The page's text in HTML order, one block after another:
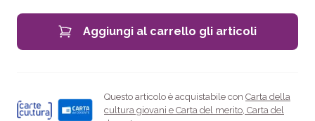
Aggiungi al carrello gli articoli
Questo articolo è acquistabile con Carta della
cultura giovani e Carta del merito, Carta del